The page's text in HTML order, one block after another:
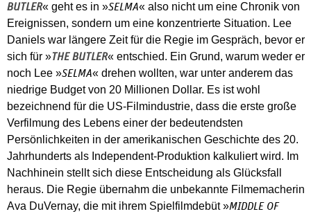
BUTLER« geht es in »SELMA« also nicht um eine Chronik von
Ereignissen, sondern um eine konzentrierte Situation. Lee
Daniels war längere Zeit für die Regie im Gespräch, bevor er
sich für »THE BUTLER« entschied. Ein Grund, warum weder er
noch Lee »SELMA« drehen wollten, war unter anderem das
niedrige Budget von 20 Millionen Dollar. Es ist wohl
bezeichnend für die US-Filmindustrie, dass die erste große
Verfilmung des Lebens einer der bedeutendsten
Persönlichkeiten in der amerikanischen Geschichte des 20.
Jahrhunderts als Independent-Produktion kalkuliert wird. Im
Nachhinein stellt sich diese Entscheidung als Glücksfall
heraus. Die Regie übernahm die unbekannte Filmemacherin
Ava DuVernay, die mit ihrem Spielfilmdebüt »MIDDLE OF